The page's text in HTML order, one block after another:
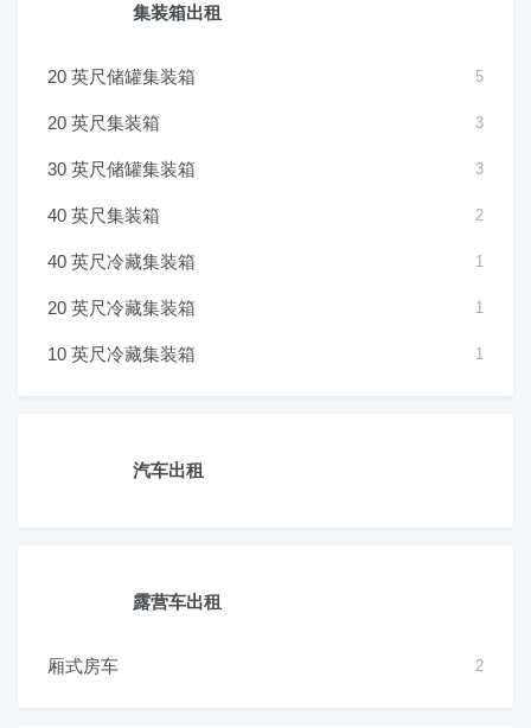
集装箱出租
20 英尺储罐集装箱 5
20 英尺集装箱 3
30 英尺储罐集装箱 3
40 英尺集装箱 2
40 英尺冷藏集装箱 1
20 英尺冷藏集装箱 1
10 英尺冷藏集装箱 1
汽车出租
露营车出租
厢式房车 2